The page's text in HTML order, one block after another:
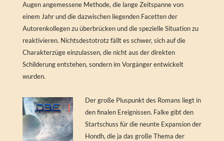
Augen angemessene Methode, die lange Zeitspanne von
einem Jahr und die dazwischen liegenden Facetten der
Autorenkollegen zu überbrücken und die spezielle Situation zu
reaktivieren. Nichtsdestotrotz fällt es schwer, sich auf die
Charakterzüge einzulassen, die nicht aus der direkten
Schilderung entstehen, sondern im Vorgänger entwickelt
wurden.
Der große Pluspunkt des Romans liegt in
den finalen Ereignissen. Falke gibt den
Startschuss für die neunte Expansion der
Hondh, die ja das große Thema der